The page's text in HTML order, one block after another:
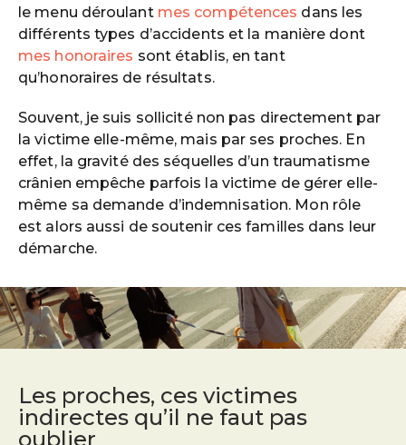
le menu déroulant mes compétences dans les
différents types d’accidents et la manière dont
mes honoraires sont établis, en tant
qu’honoraires de résultats.
Souvent, je suis sollicité non pas directement par
la victime elle-même, mais par ses proches. En
effet, la gravité des séquelles d’un traumatisme
crânien empêche parfois la victime de gérer elle-
même sa demande d’indemnisation. Mon rôle
est alors aussi de soutenir ces familles dans leur
démarche.
Les proches, ces victimes
indirectes qu’il ne faut pas
oublier